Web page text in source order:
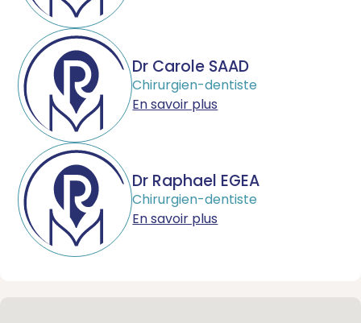
Dr Carole SAAD
Chirurgien-dentiste
En savoir plus
Dr Raphael EGEA
Chirurgien-dentiste
En savoir plus